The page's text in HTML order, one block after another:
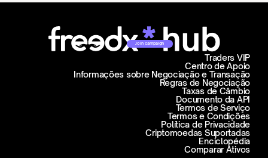
Join campaign
Centro de Apoio
Informações sobre Negociação e Transação
Traders VIP
Regras de Negociação
Taxas de Câmbio
Documento da API
Termos de Serviço
Termos e Condições
Política de Privacidade
Criptomoedas Suportadas
Enciclopédia
Comparar Ativos